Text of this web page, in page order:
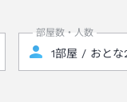
部屋数・人数